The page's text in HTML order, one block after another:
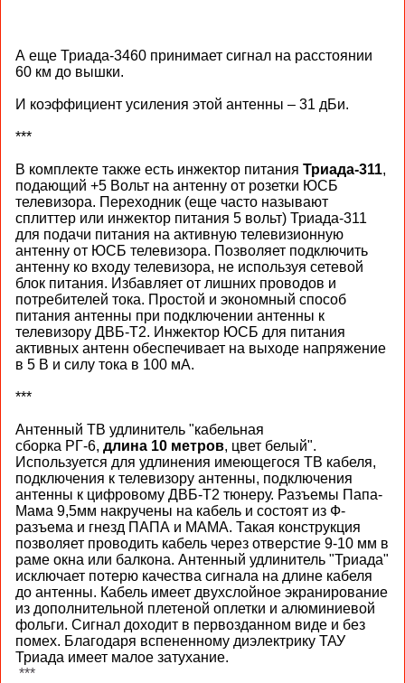
А еще Триада-3460 принимает сигнал на расстоянии
60 км до вышки.
И коэффициент усиления этой антенны – 31 дБи.
***
В комплекте также есть инжектор питания Триада-311,
подающий +5 Вольт на антенну от розетки ЮСБ
телевизора. Переходник (еще часто называют
сплиттер или инжектор питания 5 вольт) Триада-311
для подачи питания на активную телевизионную
антенну от ЮСБ телевизора. Позволяет подключить
антенну ко входу телевизора, не используя сетевой
блок питания. Избавляет от лишних проводов и
потребителей тока. Простой и экономный способ
питания антенны при подключении антенны к
телевизору ДВБ-T2. Инжектор ЮСБ для питания
активных антенн обеспечивает на выходе напряжение
в 5 В и силу тока в 100 мА.
***
Антенный ТВ удлинитель "кабельная
сборка РГ-6, длина 10 метров, цвет белый".
Используется для удлинения имеющегося ТВ кабеля,
подключения к телевизору антенны, подключения
антенны к цифровому ДВБ-T2 тюнеру. Разъемы Папа-
Мама 9,5мм накручены на кабель и состоят из Ф-
разъема и гнезд ПАПА и МАМА. Такая конструкция
позволяет проводить кабель через отверстие 9-10 мм в
раме окна или балкона. Антенный удлинитель "Триада"
исключает потерю качества сигнала на длине кабеля
до антенны. Кабель имеет двухслойное экранирование
из дополнительной плетеной оплетки и алюминиевой
фольги. Сигнал доходит в первозданном виде и без
помех. Благодаря вспененному диэлектрику ТАУ
Триада имеет малое затухание.
***